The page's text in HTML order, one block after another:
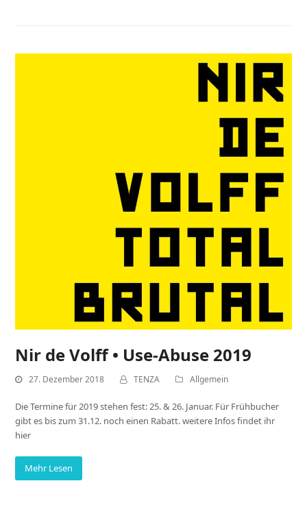
Nir de Volff • Use-Abuse 2019
27. Dezember 2018 TENZA Allgemein
Die Termine für 2019 stehen fest: 25. & 26. Januar. Für Frühbucher
gibt es bis zum 31.12. noch einen Rabatt. weitere Infos findet ihr
hier
Mehr Lesen